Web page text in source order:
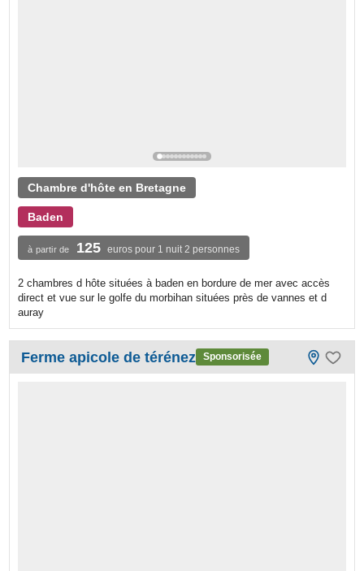
Chambre d'hôte en Bretagne
Baden
à partir de 125 euros pour 1 nuit 2 personnes
2 chambres d hôte situées à baden en bordure de mer avec accès
direct et vue sur le golfe du morbihan situées près de vannes et d
auray
Ferme apicole de térénez Sponsorisée